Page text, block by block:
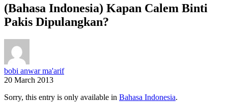
(Bahasa Indonesia) Kapan Calem Binti
Pakis Dipulangkan?
bobi anwar ma'arif
20 March 2013
Sorry, this entry is only available in Bahasa Indonesia.